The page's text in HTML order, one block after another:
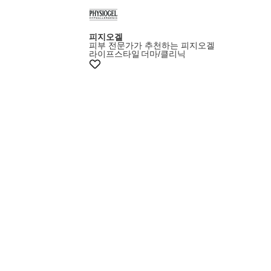
쿠폰+증정
피지오겔
피부 전문가가 추천하는 피지오겔
라이프스타일 더마/클리닉